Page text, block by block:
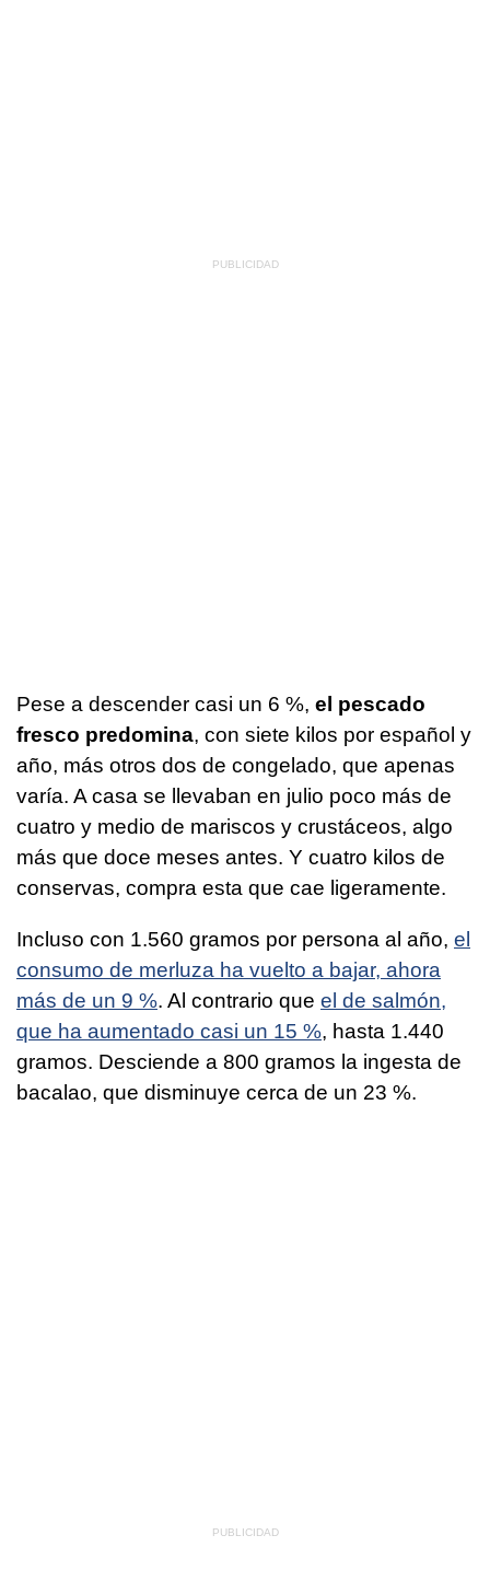
Pese a descender casi un 6 %, el pescado
fresco predomina, con siete kilos por español y
año, más otros dos de congelado, que apenas
varía. A casa se llevaban en julio poco más de
cuatro y medio de mariscos y crustáceos, algo
más que doce meses antes. Y cuatro kilos de
conservas, compra esta que cae ligeramente.
Incluso con 1.560 gramos por persona al año, el
consumo de merluza ha vuelto a bajar, ahora
más de un 9 %. Al contrario que el de salmón,
que ha aumentado casi un 15 %, hasta 1.440
gramos. Desciende a 800 gramos la ingesta de
bacalao, que disminuye cerca de un 23 %.